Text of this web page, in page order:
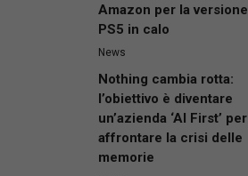
Amazon per la versione
PS5 in calo
News
Nothing cambia rotta:
l’obiettivo è diventare
un’azienda ‘AI First’ per
affrontare la crisi delle
memorie